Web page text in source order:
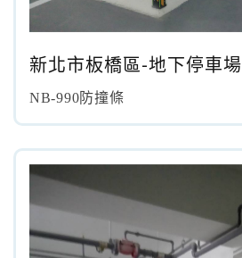
新北市板橋區-地下停車場
NB-990防撞條